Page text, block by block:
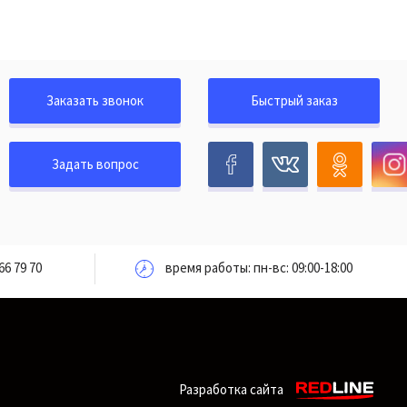
Заказать звонок
Задать вопрос
Быстрый заказ
79 70 время работы: пн-вс: 09:00-18:00
Разработка сайта